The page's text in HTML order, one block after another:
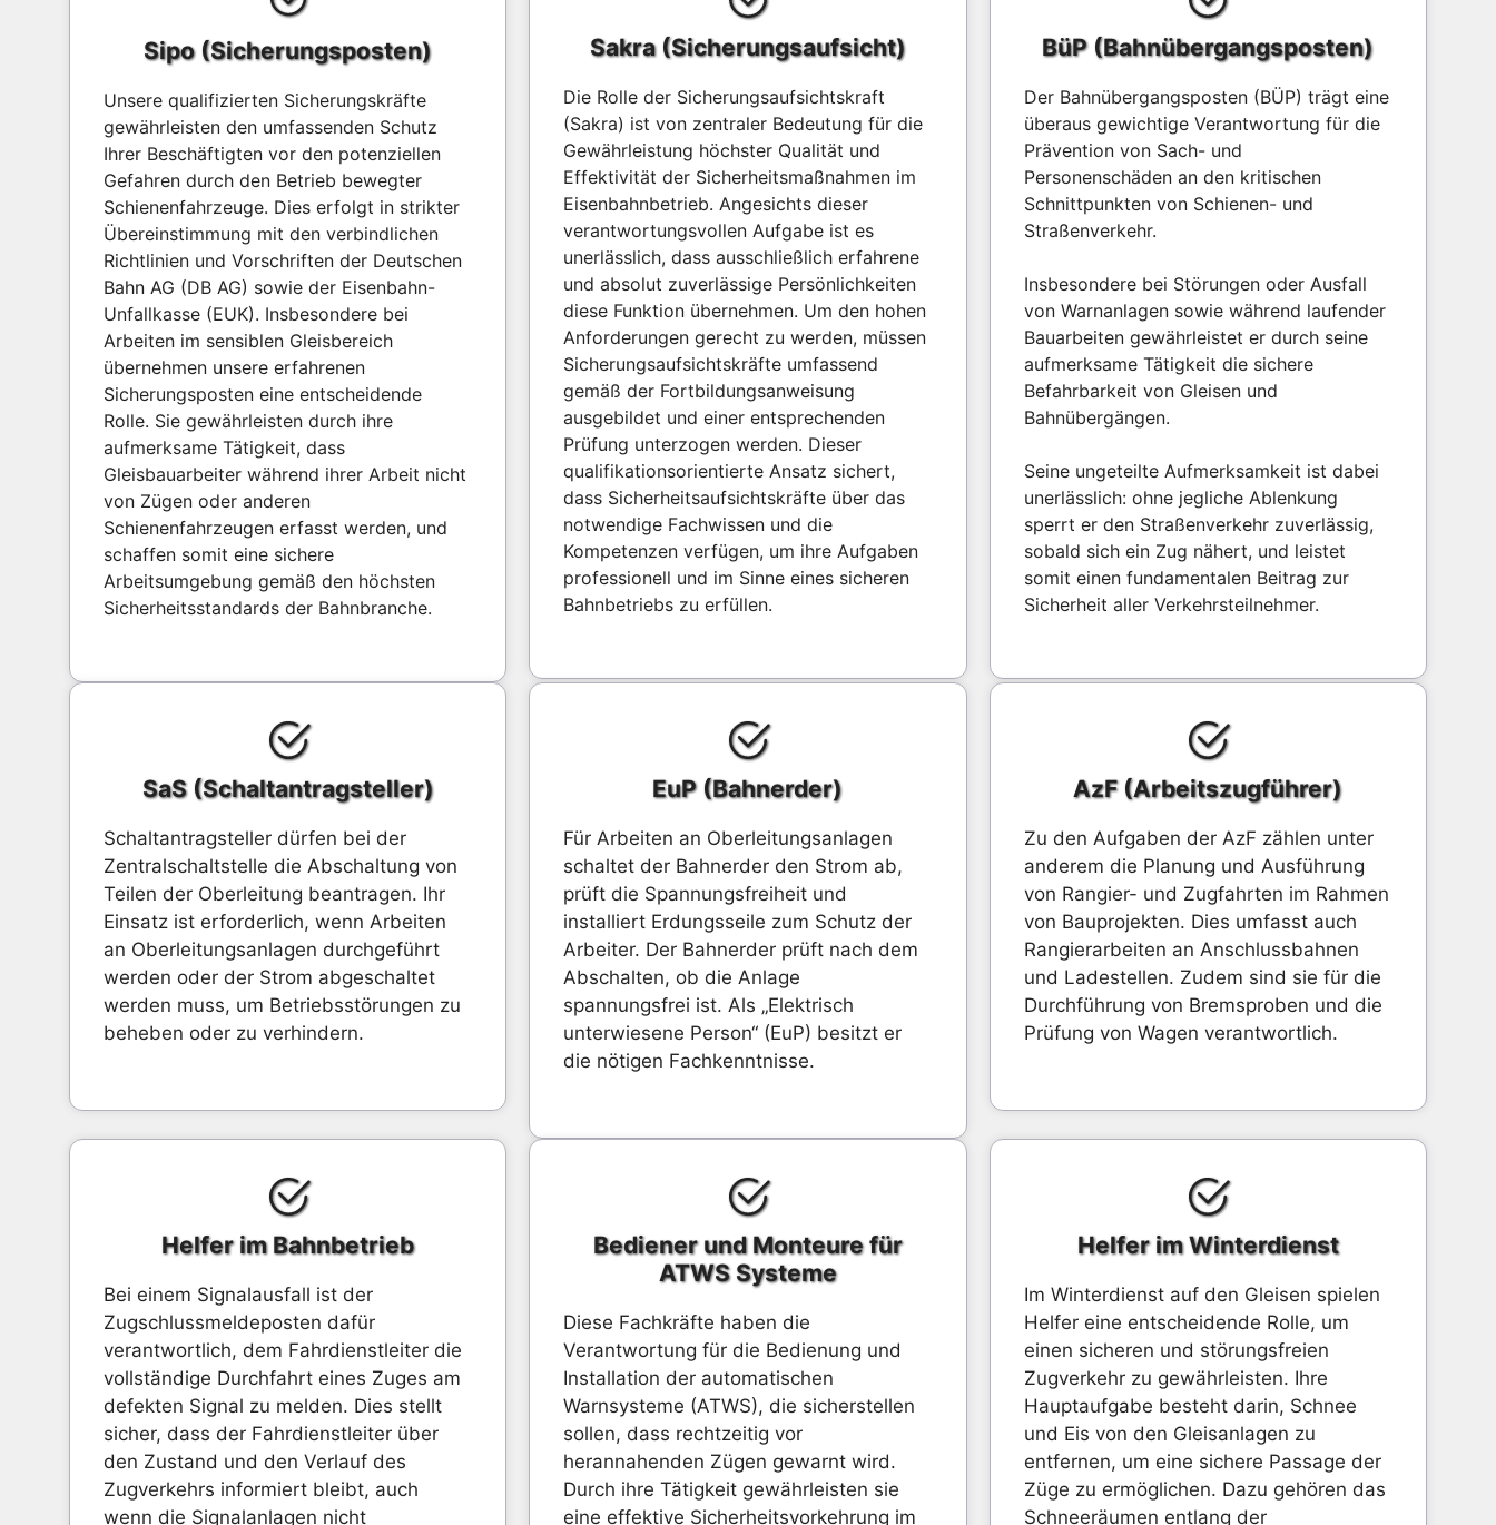
Sipo (Sicherungsposten)
Unsere qualifizierten Sicherungskräfte
gewährleisten den umfassenden Schutz
Ihrer Beschäftigten vor den potenziellen
Gefahren durch den Betrieb bewegter
Schienenfahrzeuge. Dies erfolgt in strikter
Übereinstimmung mit den verbindlichen
Richtlinien und Vorschriften der Deutschen
Bahn AG (DB AG) sowie der Eisenbahn-
Unfallkasse (EUK). Insbesondere bei
Arbeiten im sensiblen Gleisbereich
übernehmen unsere erfahrenen
Sicherungsposten eine entscheidende
Rolle. Sie gewährleisten durch ihre
aufmerksame Tätigkeit, dass
Gleisbauarbeiter während ihrer Arbeit nicht
von Zügen oder anderen
Schienenfahrzeugen erfasst werden, und
schaffen somit eine sichere
Arbeitsumgebung gemäß den höchsten
Sicherheitsstandards der Bahnbranche.
Sakra (Sicherungsaufsicht)
Die Rolle der Sicherungsaufsichtskraft
(Sakra) ist von zentraler Bedeutung für die
Gewährleistung höchster Qualität und
Effektivität der Sicherheitsmaßnahmen im
Eisenbahnbetrieb. Angesichts dieser
verantwortungsvollen Aufgabe ist es
unerlässlich, dass ausschließlich erfahrene
und absolut zuverlässige Persönlichkeiten
diese Funktion übernehmen. Um den hohen
Anforderungen gerecht zu werden, müssen
Sicherungsaufsichtskräfte umfassend
gemäß der Fortbildungsanweisung
ausgebildet und einer entsprechenden
Prüfung unterzogen werden. Dieser
qualifikationsorientierte Ansatz sichert,
dass Sicherheitsaufsichtskräfte über das
notwendige Fachwissen und die
Kompetenzen verfügen, um ihre Aufgaben
professionell und im Sinne eines sicheren
Bahnbetriebs zu erfüllen.
BüP (Bahnübergangsposten)
Der Bahnübergangsposten (BÜP) trägt eine
überaus gewichtige Verantwortung für die
Prävention von Sach- und
Personenschäden an den kritischen
Schnittpunkten von Schienen- und
Straßenverkehr.
Insbesondere bei Störungen oder Ausfall
von Warnanlagen sowie während laufender
Bauarbeiten gewährleistet er durch seine
aufmerksame Tätigkeit die sichere
Befahrbarkeit von Gleisen und
Bahnübergängen.
Seine ungeteilte Aufmerksamkeit ist dabei
unerlässlich: ohne jegliche Ablenkung
sperrt er den Straßenverkehr zuverlässig,
sobald sich ein Zug nähert, und leistet
somit einen fundamentalen Beitrag zur
Sicherheit aller Verkehrsteilnehmer.
SaS (Schaltantragsteller)
Schaltantragsteller dürfen bei der
Zentralschaltstelle die Abschaltung von
Teilen der Oberleitung beantragen. Ihr
Einsatz ist erforderlich, wenn Arbeiten
an Oberleitungsanlagen durchgeführt
werden oder der Strom abgeschaltet
werden muss, um Betriebsstörungen zu
beheben oder zu verhindern.
EuP (Bahnerder)
Für Arbeiten an Oberleitungsanlagen
schaltet der Bahnerder den Strom ab,
prüft die Spannungsfreiheit und
installiert Erdungsseile zum Schutz der
Arbeiter. Der Bahnerder prüft nach dem
Abschalten, ob die Anlage
spannungsfrei ist. Als „Elektrisch
unterwiesene Person“ (EuP) besitzt er
die nötigen Fachkenntnisse.
AzF (Arbeitszugführer)
Zu den Aufgaben der AzF zählen unter
anderem die Planung und Ausführung
von Rangier- und Zugfahrten im Rahmen
von Bauprojekten. Dies umfasst auch
Rangierarbeiten an Anschlussbahnen
und Ladestellen. Zudem sind sie für die
Durchführung von Bremsproben und die
Prüfung von Wagen verantwortlich.
Helfer im Bahnbetrieb
Bei einem Signalausfall ist der
Zugschlussmeldeposten dafür
verantwortlich, dem Fahrdienstleiter die
vollständige Durchfahrt eines Zuges am
defekten Signal zu melden. Dies stellt
sicher, dass der Fahrdienstleiter über
den Zustand und den Verlauf des
Zugverkehrs informiert bleibt, auch
wenn die Signalanlagen nicht
Bediener und Monteure für
ATWS Systeme
Diese Fachkräfte haben die
Verantwortung für die Bedienung und
Installation der automatischen
Warnsysteme (ATWS), die sicherstellen
sollen, dass rechtzeitig vor
herannahenden Zügen gewarnt wird.
Durch ihre Tätigkeit gewährleisten sie
eine effektive Sicherheitsvorkehrung im
Helfer im Winterdienst
Im Winterdienst auf den Gleisen spielen
Helfer eine entscheidende Rolle, um
einen sicheren und störungsfreien
Zugverkehr zu gewährleisten. Ihre
Hauptaufgabe besteht darin, Schnee
und Eis von den Gleisanlagen zu
entfernen, um eine sichere Passage der
Züge zu ermöglichen. Dazu gehören das
Schneeräumen entlang der